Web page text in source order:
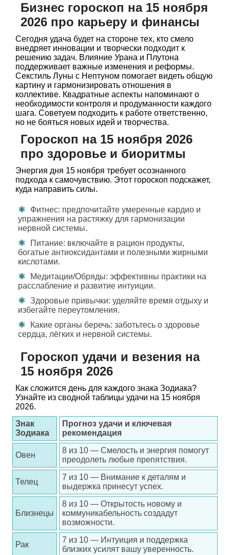
Бизнес гороскоп на 15 ноября
2026 про карьеру и финансы
Сегодня удача будет на стороне тех, кто смело
внедряет инновации и творчески подходит к
решению задач. Влияние Урана и Плутона
поддерживает важные изменения и реформы.
Секстиль Луны с Нептуном помогает видеть общую
картину и гармонизировать отношения в
коллективе. Квадратные аспекты напоминают о
необходимости контроля и продуманности каждого
шага. Советуем подходить к работе ответственно,
но не бояться новых идей и творчества.
Гороскоп на 15 ноября 2026
про здоровье и биоритмы
Энергия дня 15 ноября требует осознанного
подхода к самочувствию. Этот гороскоп подскажет,
куда направить силы.
Фитнес: предпочитайте умеренные кардио и
упражнения на растяжку для гармонизации
нервной системы.
Питание: включайте в рацион продукты,
богатые антиоксидантами и полезными жирными
кислотами.
Медитации/Обряды: эффективны практики на
расслабление и развитие интуиции.
Здоровые привычки: уделяйте время отдыху и
избегайте переутомления.
Какие органы беречь: заботьтесь о здоровье
сердца, лёгких и нервной системы.
Гороскоп удачи и везения на
15 ноября 2026
Как сложится день для каждого знака Зодиака?
Узнайте из сводной таблицы удачи на 15 ноября
2026.
Знак
Зодиака
Прогноз удачи и ключевая
рекомендация
Овен
8 из 10 — Смелость и энергия помогут
преодолеть любые препятствия.
Телец
7 из 10 — Внимание к деталям и
выдержка принесут успех.
Близнецы
8 из 10 — Открытость новому и
коммуникабельность создадут
возможности.
Рак
7 из 10 — Интуиция и поддержка
близких усилят вашу уверенность.